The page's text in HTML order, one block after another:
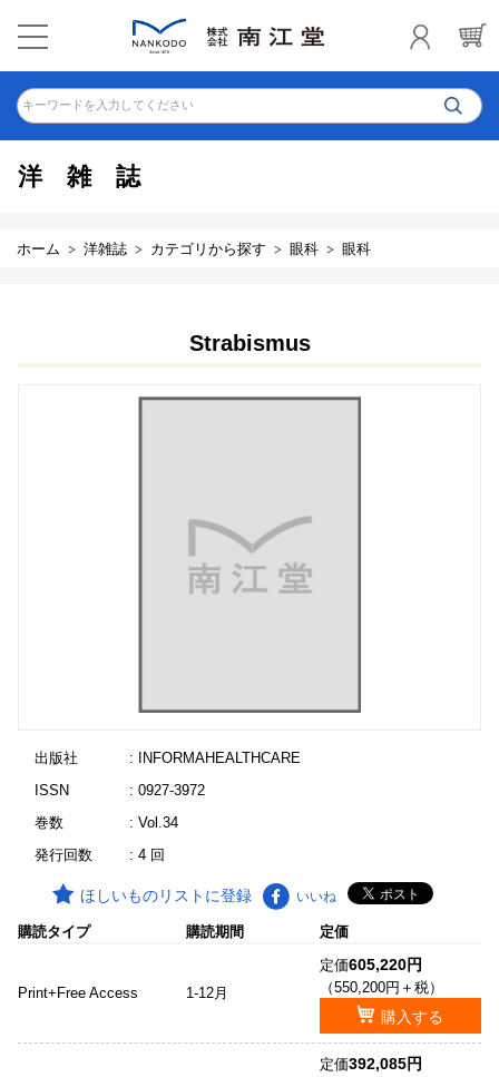
キーワードを入力してください
洋雑誌
ホーム 洋雑誌 カテゴリから探す 眼科 眼科
Strabismus
出版社
: INFORMAHEALTHCARE
ISSN
: 0927-3972
巻数
: Vol.34
発行回数
: 4 回
ほしいものリストに登録 いいね
購読タイプ 購読期間 定価
Print+Free Access 1-12月
定価605,220円
（550,200円＋税）
購入する
定価392,085円